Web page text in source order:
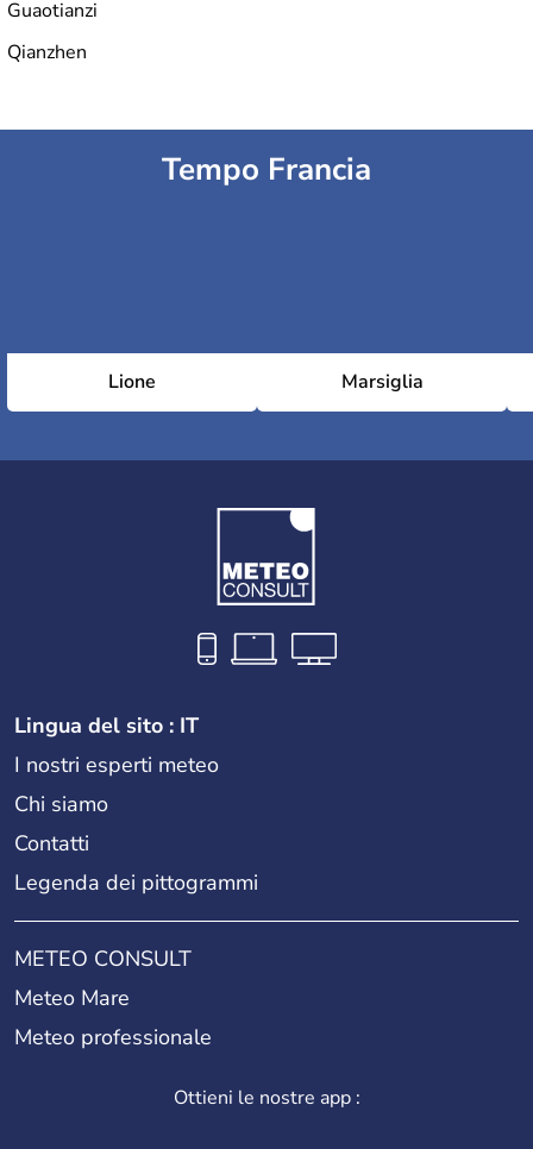
Guaotianzi
Qianzhen
Tempo Francia
Lione Marsiglia
Lingua del sito : IT
I nostri esperti meteo
Chi siamo
Contatti
Legenda dei pittogrammi
METEO CONSULT
Meteo Mare
Meteo professionale
Ottieni le nostre app :